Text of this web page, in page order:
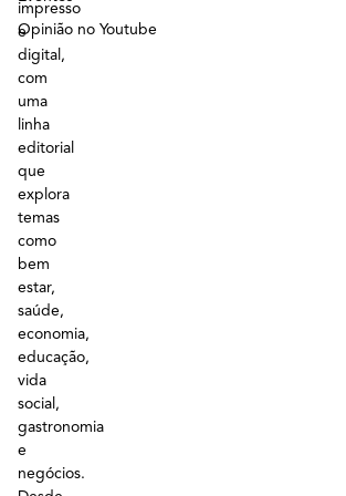
impresso
e
digital,
com
uma
linha
editorial
que
explora
temas
como
bem
estar,
saúde,
economia,
educação,
vida
social,
gastronomia
e
negócios.
Opinião no Youtube